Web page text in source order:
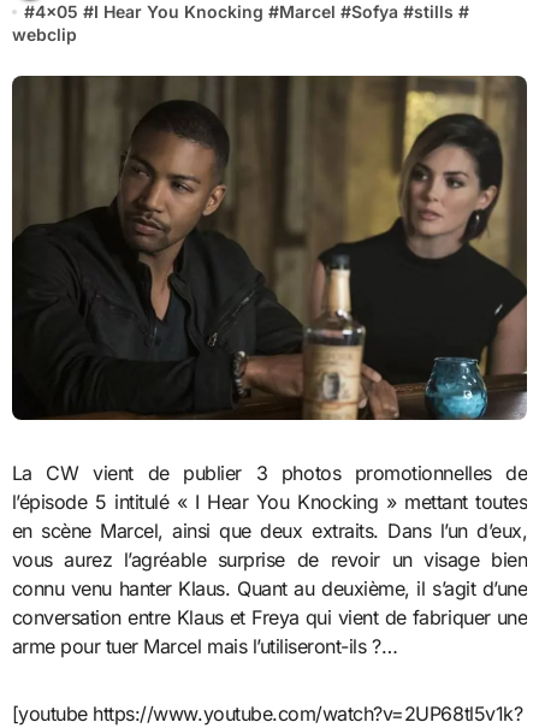
#4x05 #I Hear You Knocking #Marcel #Sofya #stills #
webclip
La CW vient de publier 3 photos promotionnelles de
l’épisode 5 intitulé « I Hear You Knocking » mettant toutes
en scène Marcel, ainsi que deux extraits. Dans l’un d’eux,
vous aurez l’agréable surprise de revoir un visage bien
connu venu hanter Klaus. Quant au deuxième, il s’agit d’une
conversation entre Klaus et Freya qui vient de fabriquer une
arme pour tuer Marcel mais l’utiliseront-ils ?…
[youtube https://www.youtube.com/watch?v=2UP68tl5v1k?